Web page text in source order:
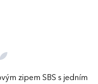
zipem SBS s jedním